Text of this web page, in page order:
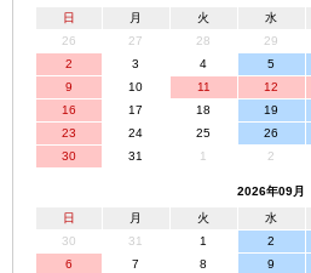
日
月 火 水
26
27 28 29
2
3 4 5
9
10 11 12
16
17 18 19
23
24 25 26
30
31 1 2
2026年09月
日
月 火 水
30
31 1 2
6
7 8 9